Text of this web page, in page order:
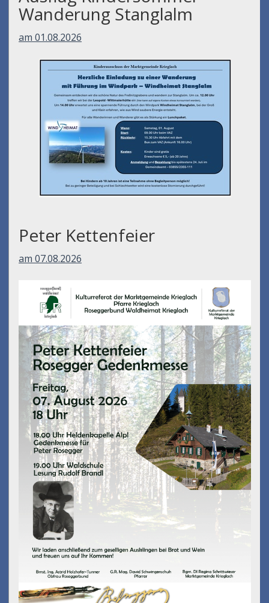
Wanderung Stanglalm
am 01.08.2026
Peter Kettenfeier
am 07.08.2026